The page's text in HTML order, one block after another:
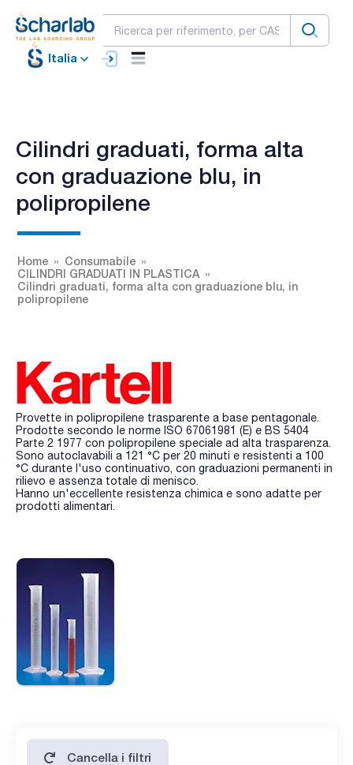
Italia
Cilindri graduati, forma alta
con graduazione blu, in
polipropilene
Home
Consumabile
CILINDRI GRADUATI IN PLASTICA
Cilindri graduati, forma alta con graduazione blu, in
polipropilene
Provette in polipropilene trasparente a base pentagonale.
Prodotte secondo le norme ISO 67061981 (E) e BS 5404
Parte 2 1977 con polipropilene speciale ad alta trasparenza.
Sono autoclavabili a 121 °C per 20 minuti e resistenti a 100
°C durante l'uso continuativo, con graduazioni permanenti in
rilievo e assenza totale di menisco.
Hanno un'eccellente resistenza chimica e sono adatte per
prodotti alimentari.
Cancella i filtri